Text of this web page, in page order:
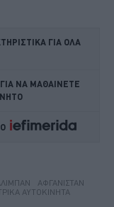
ΓΙΑ ΟΛΑ
ΓΙΑ ΝΑ ΜΑΘΑΙΝΕΤΕ
ΑΦΓΑΝΙΣΤΆΝ
ΑΥΤΟΚΊΝΗΤΑ